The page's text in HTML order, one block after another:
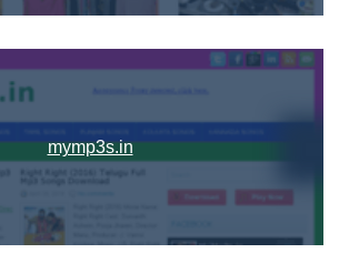
mymp3s.in